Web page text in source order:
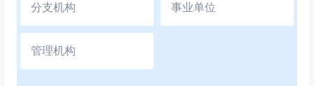
分支机构 事业单位
管理机构